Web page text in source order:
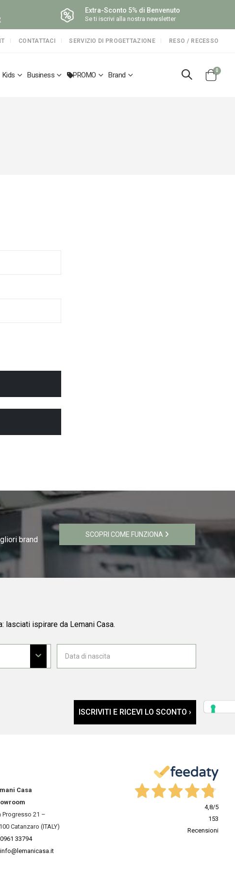
Extra-Sconto 5% di Benvenuto
Se ti iscrivi alla nostra newsletter
CONTATTACI SERVIZIO DI PROGETTAZIONE RESO / RECESSO
Kids Business PROMO Brand
Cart
0
brand
SCOPRI COME FUNZIONA
ispirare da Lemani Casa.
ISCRIVITI E RICEVI LO SCONTO ›
Casa
Progresso 21 –
Catanzaro (ITALY)
0961 33794
info@lemanicasa.it
4,8/5
153
Recensioni